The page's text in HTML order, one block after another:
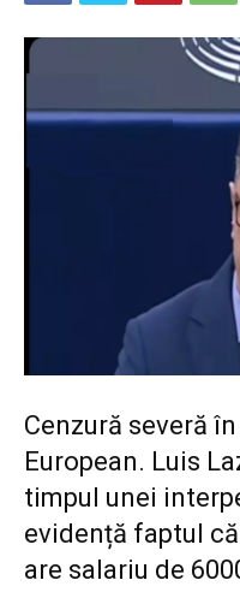
Cenzură severă
European. Luis
timpul unei
evidență faptul
are salariu de